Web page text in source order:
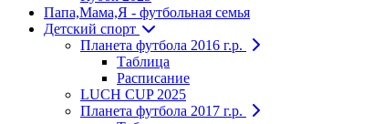
Папа,Мама,Я - футбольная семья
Детский спорт
Планета футбола 2016 г.р.
Таблица
Расписание
LUCH CUP 2025
Планета футбола 2017 г.р.